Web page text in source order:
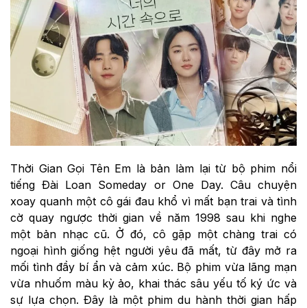
Thời Gian Gọi Tên Em là bản làm lại từ bộ phim nổi
tiếng Đài Loan Someday or One Day. Câu chuyện
xoay quanh một cô gái đau khổ vì mất bạn trai và tình
cờ quay ngược thời gian về năm 1998 sau khi nghe
một bản nhạc cũ. Ở đó, cô gặp một chàng trai có
ngoại hình giống hệt người yêu đã mất, từ đây mở ra
mối tình đầy bí ẩn và cảm xúc. Bộ phim vừa lãng mạn
vừa nhuốm màu kỳ ảo, khai thác sâu yếu tố ký ức và
sự lựa chọn. Đây là một phim du hành thời gian hấp